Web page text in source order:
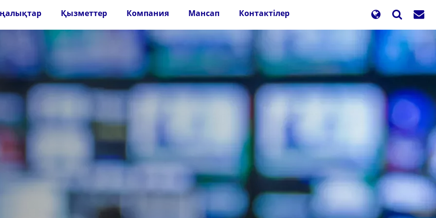
Қызметтер Компания Мансап Контактілер